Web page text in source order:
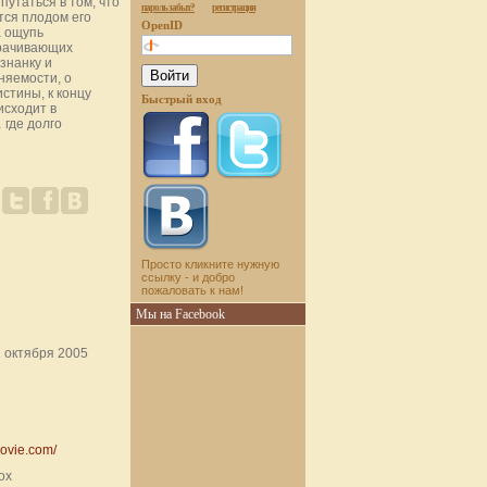
плодом его
ощупь
и
о
к концу
в
долго
2005
пароль забыт? регистрация
OpenID
Быстрый вход
Просто кликните нужную
ссылку - и добро
пожаловать к нам!
Мы на Facebook